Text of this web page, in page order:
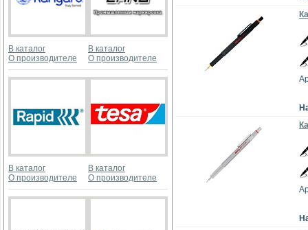
В каталог
О производителе
В каталог
О производителе
В каталог
О производителе
В каталог
О производителе